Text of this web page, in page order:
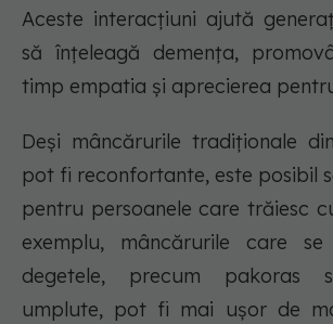
Aceste interacțiuni ajută
să înțeleagă demența,
timp empatia și aprecierea
Deși mâncărurile tradiționale
pot fi reconfortante, este posibil
pentru persoanele care trăiesc
exemplu, mâncărurile care
degetele, precum pakoras
umplute, pot fi mai ușor de